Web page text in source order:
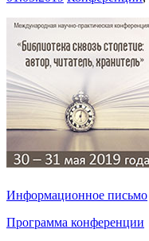
Информационное письмо
Программа конференции